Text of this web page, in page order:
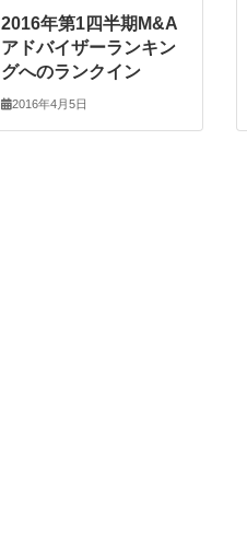
2016年第1四半期M&A
アドバイザーランキン
グへのランクイン
2016年4月5日